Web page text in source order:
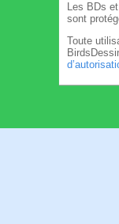
Les BDs
sont
Toute